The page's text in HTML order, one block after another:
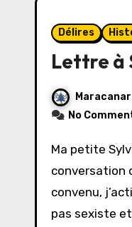
Délires
Lettre à
No
Ma petite Sylvie, suite à notre
conversation
convenu,
pas sexiste